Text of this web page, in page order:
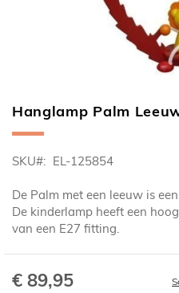
Ga
naar
begin
de
afbeeldingen-
gallerij
Hanglamp Palm
SKU EL-125854
De Palm met een leeuw is
De kinderlamp heeft een
van een E27 fitting.
€ 89,95